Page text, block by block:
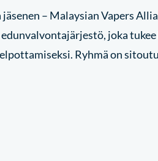
– Malaysian Vapers
joka
Ryhmä on